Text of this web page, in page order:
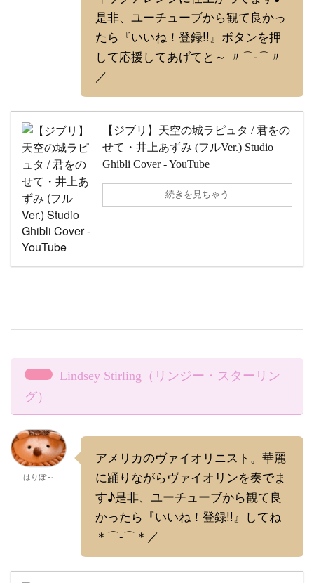
是非、ユーチューブから観て良かっ
たら『いいね！登録!!』ボタンを押
して応援してあげてと～ 〃⌒-⌒〃
／
【ジブリ】天空の城ラピュタ / 君をの
せて・井上あずみ (フルVer.) Studio
Ghibli Cover - YouTube
続きを見ちゃう
Lindsey Stirling（リンジー・スターリン
グ）
はりぼ～
アメリカのヴァイオリニスト。華麗
に踊りながらヴァイオリンを奏でま
す♪是非、ユーチューブから観て良
かったら『いいね！登録!!』してね
＊⌒-⌒＊／